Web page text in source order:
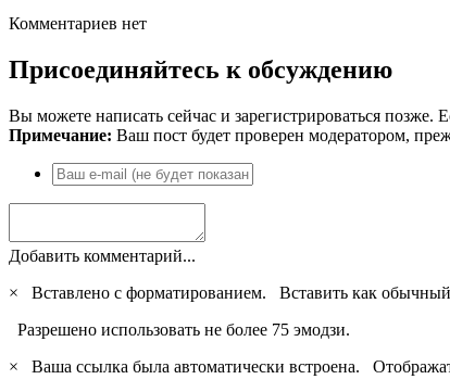
Комментариев нет
Присоединяйтесь к обсуждению
Вы можете написать сейчас и зарегистрироваться позже.
Примечание: Ваш пост будет проверен модератором,
Добавить комментарий...
×
Вставлено с форматированием. Вставить как
Разрешено использовать не более 75 эмодзи.
×
Ваша ссылка была автоматически встроена.